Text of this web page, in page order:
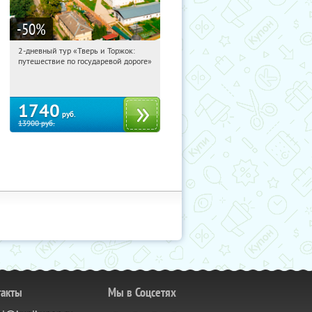
-50%
22:18:44 Купили:
2-дневный тур «Тверь и Торжок:
путешествие по государевой дороге»
1740 руб.
13900руб.
Мы в Соцсетях